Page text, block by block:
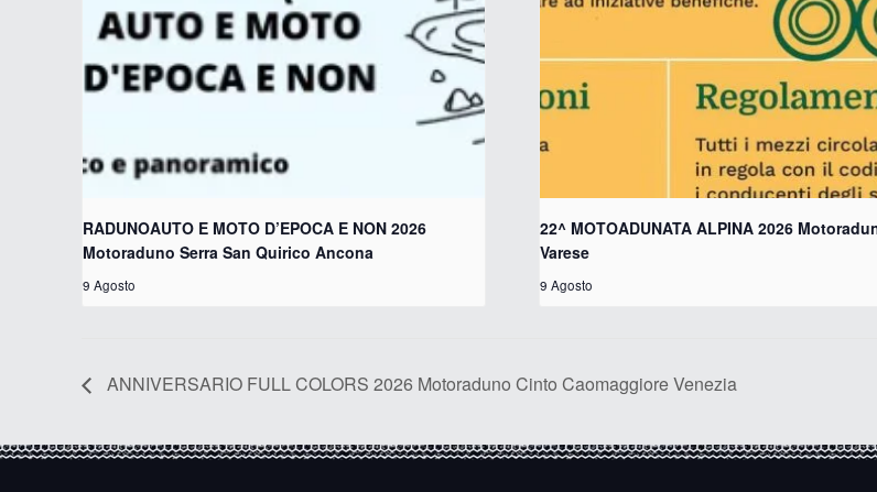
RADUNOAUTO E MOTO D’EPOCA E NON 2026
Motoraduno Serra San Quirico Ancona
9 Agosto
22^ MOTOADUNATA ALPINA 2026
Varese
9 Agosto
ANNIVERSARIO FULL COLORS 2026 Motoraduno Cinto Caomaggiore Venezia